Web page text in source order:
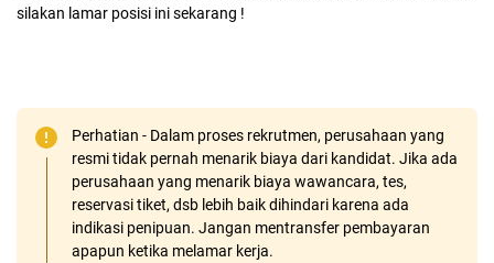
silakan lamar posisi ini sekarang !
Perhatian - Dalam proses rekrutmen, perusahaan yang
resmi tidak pernah menarik biaya dari kandidat. Jika ada
perusahaan yang menarik biaya wawancara, tes,
reservasi tiket, dsb lebih baik dihindari karena ada
indikasi penipuan. Jangan mentransfer pembayaran
apapun ketika melamar kerja.